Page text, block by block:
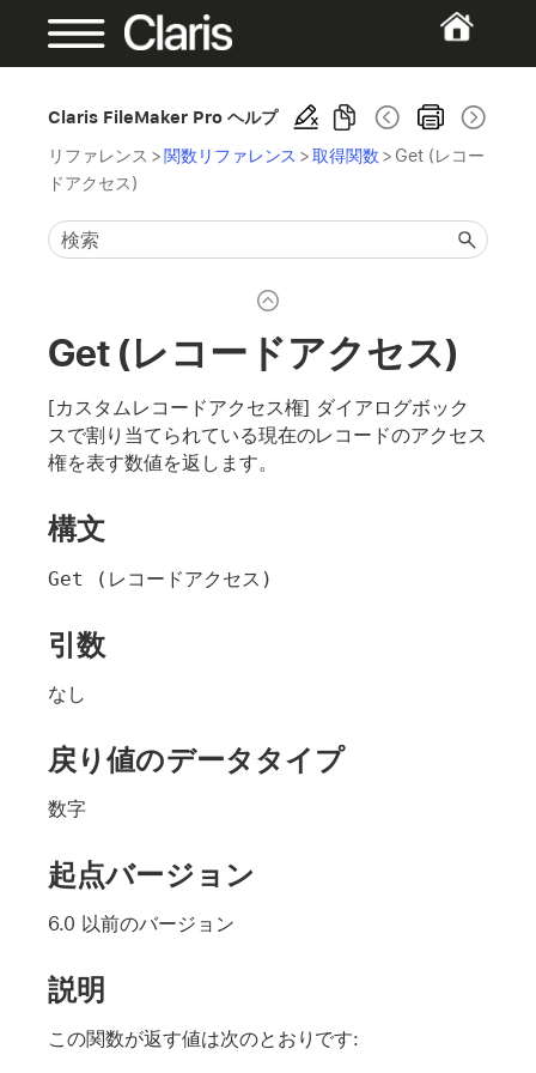
Claris FileMaker Pro ヘルプ
リファレンス >関数リファレンス > 取得関数 > Get (レコー
ドアクセス)
Get (レコードアクセス)
[カスタムレコードアクセス権] ダイアログボック
スで割り当てられている現在のレコードのアクセス
権を表す数値を返します。
構文
Get (レコードアクセス)
引数
なし
戻り値のデータタイプ
数字
起点バージョン
6.0 以前のバージョン
説明
この関数が返す値は次のとおりです: